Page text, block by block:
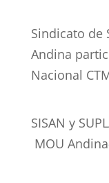
Sindicato de
Andina
Nacional
SISAN y
MOU